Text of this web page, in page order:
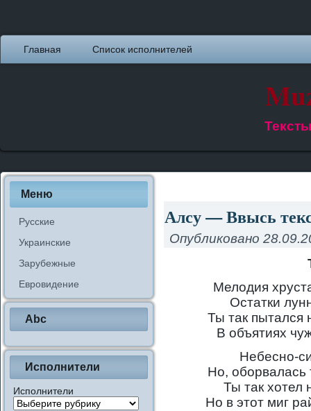
Главная Список исполнителей
Меню
Русские
Украинские
Зарубежные
Евровидение
Abc
Исполнители
Исполнители
Алсу — Ввысь
Опубликовано
Мелодия
Остатки
Ты так пытался
В объятиях
Небесно-
Но, оборвалась
Ты так хотел
Но в этот миг